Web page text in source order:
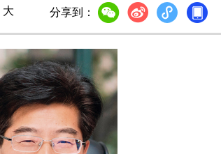
大 分享到：